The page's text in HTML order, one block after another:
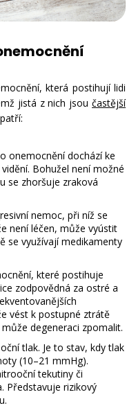
která postihují lidi
jistá z nich jsou častější
onemocnění dochází ke
Bohužel není možné
se zhoršuje zraková
nemoc, při níž se
není léčen, může vyústit
se využívají medikamenty
které postihuje
zodpovědná za ostré a
vést k postupné ztrátě
degeneraci zpomalit.
tlak. Je to stav, kdy tlak
(10–21 mmHg).
tekutiny či
Představuje rizikový